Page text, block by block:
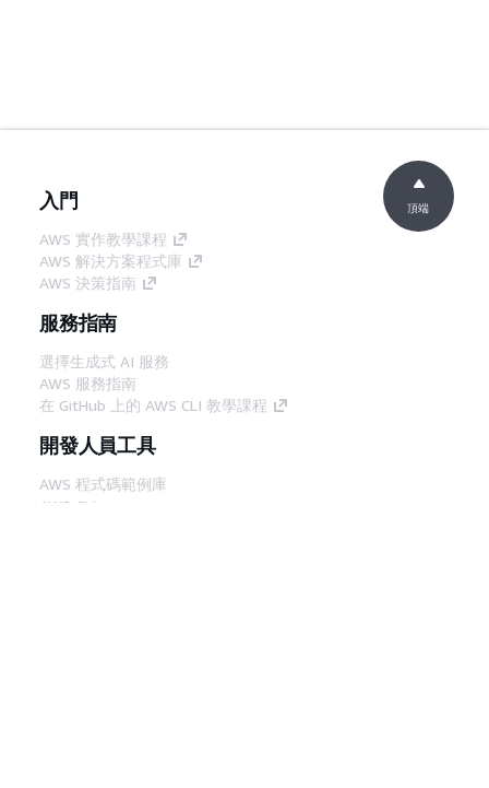
入門
AWS 實作教學課程
AWS 解決方案程式庫
AWS 決策指南
服務指南
選擇生成式 AI 服務
AWS 服務指南
在 GitHub 上的 AWS CLI 教學課程
開發人員工具
AWS 程式碼範例庫
AWS CLI
頂端